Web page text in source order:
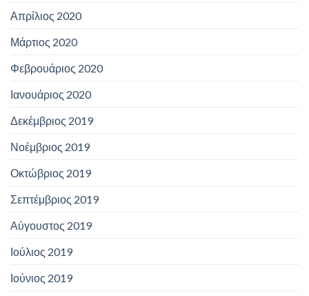
Απρίλιος 2020
Μάρτιος 2020
Φεβρουάριος 2020
Ιανουάριος 2020
Δεκέμβριος 2019
Νοέμβριος 2019
Οκτώβριος 2019
Σεπτέμβριος 2019
Αύγουστος 2019
Ιούλιος 2019
Ιούνιος 2019